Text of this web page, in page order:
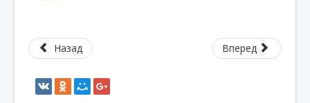
Назад Вперед